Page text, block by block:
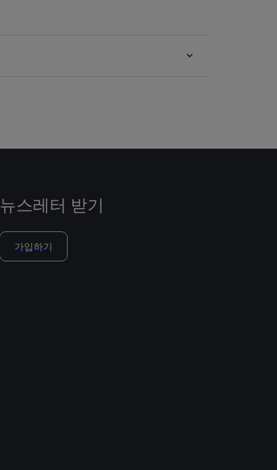
뉴스레터 받기
가입하기